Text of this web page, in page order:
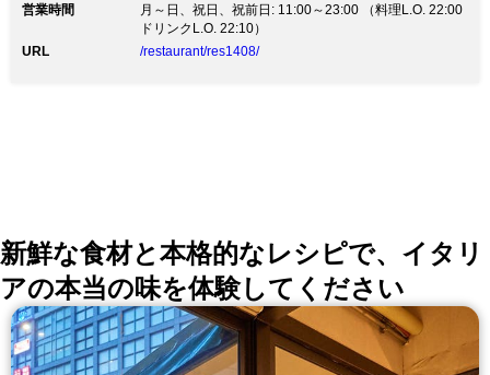
韓美コース】 4500円 【丸ごと1個!アワビ参鶏湯コー
ス】 6000円 ☆スペシャル特典☆ 誕生日・記念日 主賓
の方へメッセジー付デザートプレート♪ そのほかクーポ
営業時間
月～日、祝日、祝前日: 11:00～23:00 （料理L.O. 22:00
ドリンクL.O. 22:10）
URL
/restaurant/res1408/
新鮮な食材と本格的なレシピで、イタリ
アの本当の味を体験してください